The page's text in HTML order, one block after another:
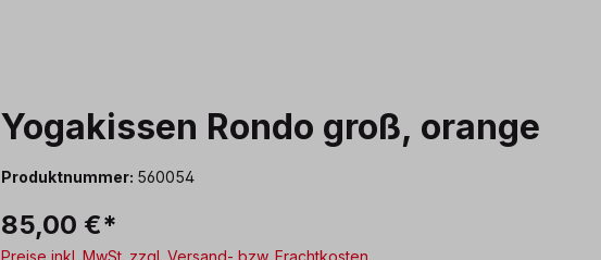
Yogakissen Rondo groß, orange
Produktnummer: 560054
85,00 €*
Preise inkl. MwSt. zzgl. Versand- bzw. Frachtkosten